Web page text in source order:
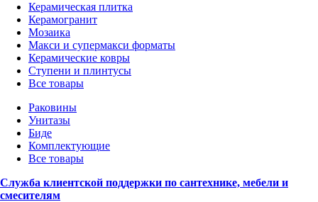
Керамическая плитка
Керамогранит
Мозаика
Макси и супермакси форматы
Керамические ковры
Ступени и плинтусы
Все товары
Раковины
Унитазы
Биде
Комплектующие
Все товары
Служба клиентской поддержки по сантехнике, мебели и
смесителям